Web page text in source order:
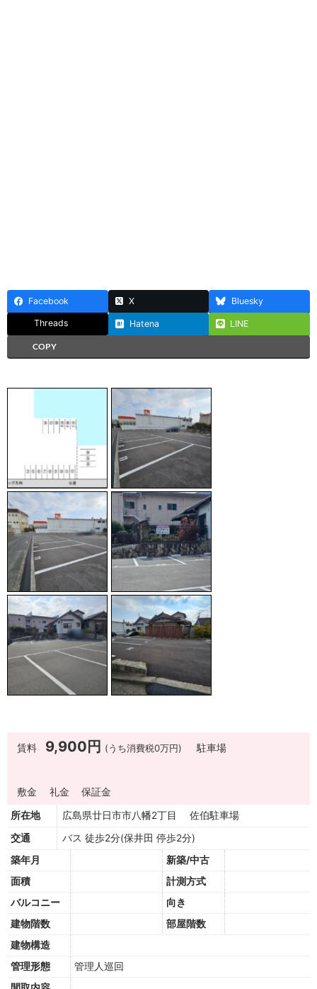
Facebook X Bluesky
Threads Hatena LINE
COPY
賃料 9,900円 (うち消費税0万円) 駐車場
敷金 礼金 保証金
所在地
広島県廿日市市八幡2丁目 佐伯駐車場
交通
バス 徒歩2分(保井田 停歩2分)
築年月
新築/中古
面積
計測方式
バルコニー
向き
建物階数
部屋階数
建物構造
管理形態
管理人巡回